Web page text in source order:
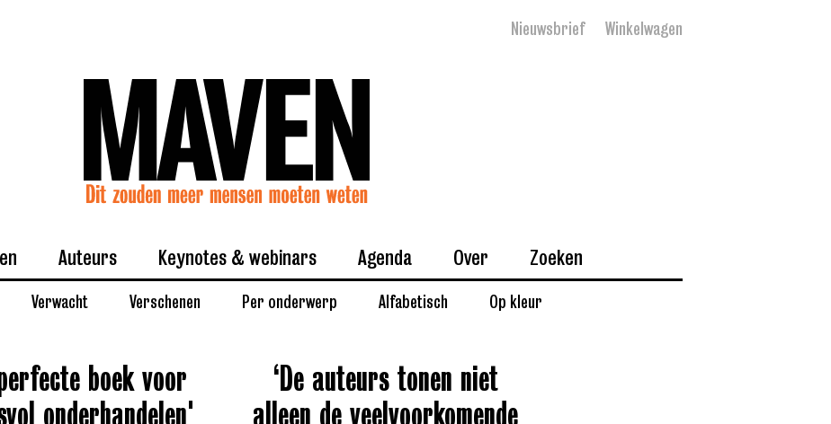
Nieuwsbrief Winkelwagen
Verwacht Verschenen Per onderwerp Alfabetisch Op kleur
Auteurs Keynotes & webinars Agenda Over Zoeken
boek voor
onderhandelen'
‘De auteurs tonen niet
alleen de veelvoorkomende